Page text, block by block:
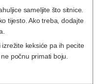
sameljite što sitnice.
tijesto. Ako treba, dodajte
keksiće pa ih pecite
počnu primati boju.